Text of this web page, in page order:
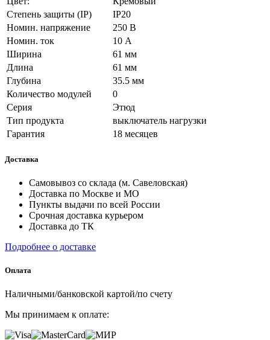
Степень защиты (IP)
IP20
Номин. напряжение
250 В
Номин. ток
10 А
Ширина
61 мм
Длина
61 мм
Глубина
35.5 мм
Количество модулей
0
Серия
Этюд
Тип продукта
выключатель нагрузки
Гарантия
18 месяцев
Доставка
Самовывоз со склада (м. Савеловская)
Доставка по Москве и МО
Пункты выдачи по всей России
Срочная доставка курьером
Доставка до ТК
Подробнее о доставке
Оплата
Наличными/банковской картой/по счету
Мы принимаем к оплате: